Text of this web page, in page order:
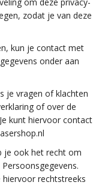
zodat je van deze
kun je contact met
onder aan
je vragen of klachten
of over de
kunt hiervoor contact
je ook het recht om
rechtstreeks